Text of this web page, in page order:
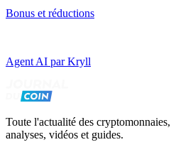
Bonus et réductions
Agent AI par Kryll
Toute l'actualité des cryptomonnaies,
analyses, vidéos et guides.